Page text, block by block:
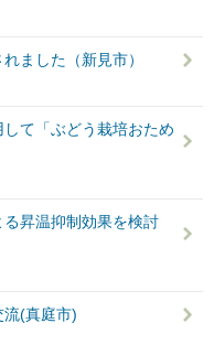
ました（新見市）
て「ぶどう栽培おため
昇温抑制効果を検討
(真庭市)